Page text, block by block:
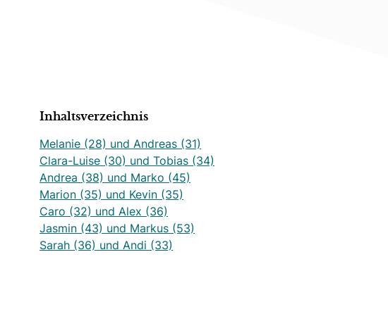
Inhaltsverzeichnis
Melanie (28) und Andreas (31)
Clara-Luise (30) und Tobias (34)
Andrea (38) und Marko (45)
Marion (35) und Kevin (35)
Caro (32) und Alex (36)
Jasmin (43) und Markus (53)
Sarah (36) und Andi (33)